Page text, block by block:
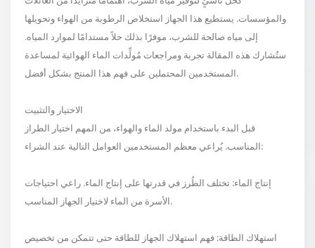
والمؤسسات. يستطيع هذا الجهاز استخلاص الرطوبة من الهواء وتحويلها
إلى مياه صالحة للشرب، موفرًا بذلك حلاً مستدامًا لموارد المياه.
ستُشارك هذه المقالة تجربة ومراجعات مُولِّدات الماء الهوائية لمساعدة
المستخدمين المحتملين على فهم هذا المنتج بشكل أفضل.
الاختيار والتثبيت
قبل البدء باستخدام مولد الماء والهواء، من المهم اختيار الطراز
المناسب. يُراعي معظم المستخدمين العوامل التالية عند الشراء:
إنتاج الماء: تختلف الطُرز في قدرتها على إنتاج الماء. راعي احتياجات
الأسرة من الماء لاختيار الجهاز المناسب.
استهلاك الطاقة: فهم استهلاك الجهاز للطاقة حتى تتمكن من تخصيص